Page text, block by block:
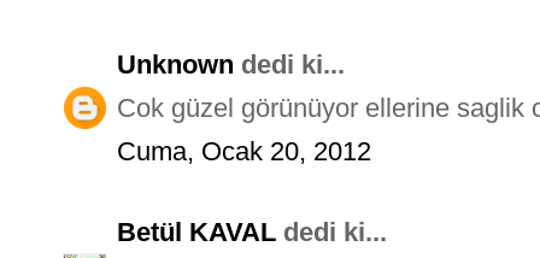
Unknown dedi ki...
Cok güzel görünüyor ellerine saglik
Cuma, Ocak 20, 2012
Betül KAVAL dedi ki...